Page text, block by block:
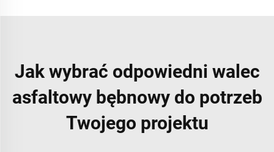
Jak wybrać odpowiedni walec
asfaltowy bębnowy do potrzeb
Twojego projektu